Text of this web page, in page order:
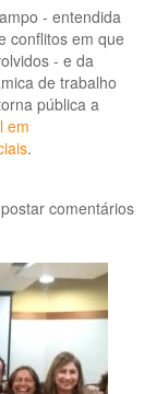
- entendida
conflitos em que
- e da
de trabalho
pública a
em
.
comentários